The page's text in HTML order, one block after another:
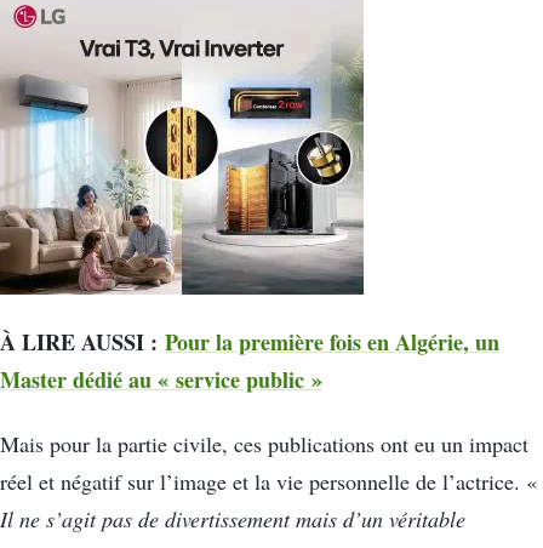
À LIRE AUSSI : Pour la première fois en Algérie, un
Master dédié au « service public »
Mais pour la partie civile, ces publications ont eu un impact
réel et négatif sur l’image et la vie personnelle de l’actrice. «
Il ne s’agit pas de divertissement mais d’un véritable